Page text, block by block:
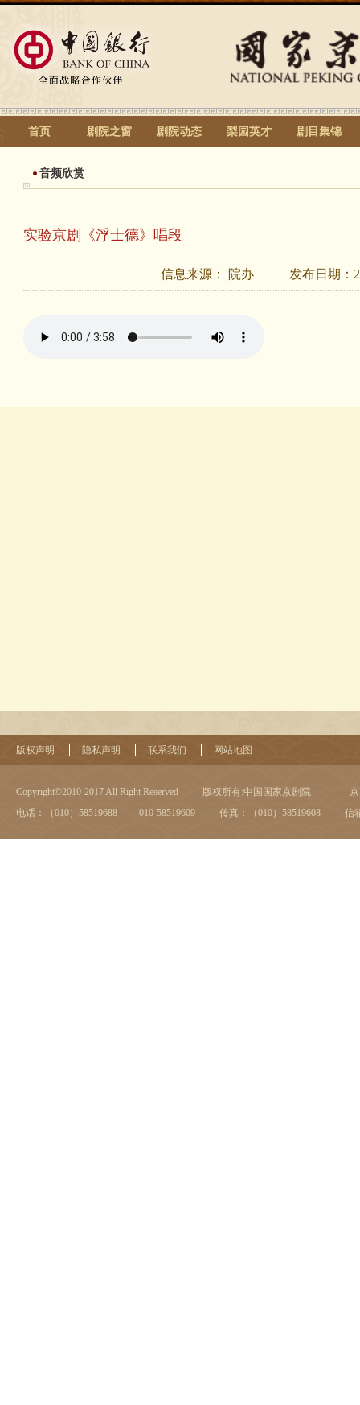
首页 剧院之窗 剧院动态 梨园英才 剧目集锦
音频欣赏
实验京剧《浮士德》唱段
信息来源： 院办 发布日期：
版权声明 隐私声明 联系我们 网站地图
Copyright©2010-2017 All Right Reserved 版权所有:中国国家京剧院
电话：（010）58519688 010-58519609
传真：（010）58519608 信